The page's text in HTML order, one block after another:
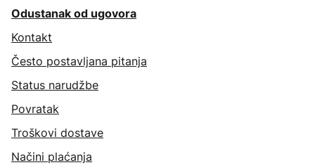
Odustanak od ugovora
Kontakt
Često postavljana pitanja
Status narudžbe
Povratak
Troškovi dostave
Načini plaćanja